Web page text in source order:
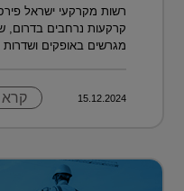
רשות מקרקעי ישראל
מגרשים באופקים
15.12.2024 קרא